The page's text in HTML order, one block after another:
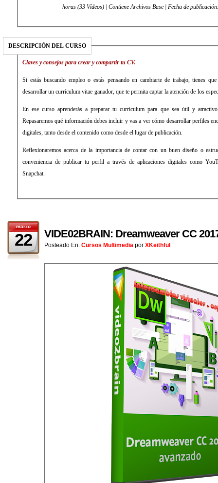
horas (33 Vídeos) | Contiene Archivos Base | Fecha de
DESCRIPCIÓN DEL CURSO
Claves y consejos para crear y compartir tu CV.
Si estás buscando empleo o estás pensando en cambiarte de trabajo, tienes
desarrollar un currículum vitae ganador, que te permita captar la atención de los
En ese curso aprenderás a preparar tu currículum para que sea útil y
Repasaremos qué información debes incluir y vas a ver cómo desarrollar perfiles
digitales, tanto desde el contenido como desde el lugar de publicación.
Reflexionaremos acerca de la importancia de contar con un buen diseño o
conveniencia de publicar tu perfil a través de aplicaciones digitales como
Snapchat.
marzo
22 VIDE02BRAIN: Dreamweaver CC
Posteado En: Cursos Multimedia por XKeithful